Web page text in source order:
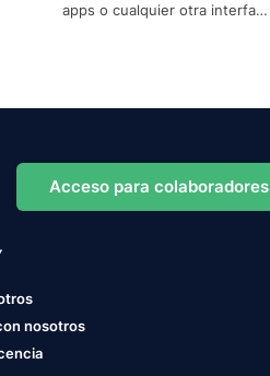
apps o cualquier otra interfaz
Acceso para colaboradores
nosotros